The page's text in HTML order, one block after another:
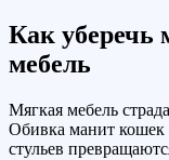
Как уберечь
мебель
Мягкая мебель
Обивка манит кошек
стульев